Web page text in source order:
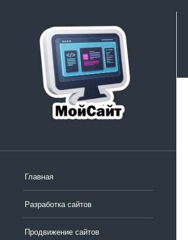
Главная
Разработка сайтов
Продвижение сайтов